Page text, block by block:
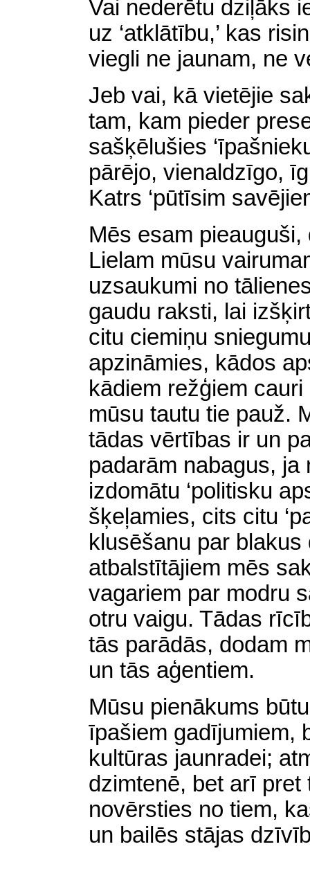
Vai nederētu dziļāks
uz ‘atklātību,’ kas
viegli ne jaunam, ne
Jeb vai, kā vietējie
tam, kam pieder
sašķēlušies
pārējo, vienaldzīgo,
Katrs ‘pūtīsim
Mēs esam
Lielam mūsu
uzsaukumi no
gaudu raksti, lai
citu ciemiņu
apzināmies, kādos
kādiem režģiem
mūsu tautu tie pauž.
tādas vērtības ir un
padarām nabagus,
izdomātu ‘politisku
šķeļamies, cits citu
klusēšanu par
atbalstītājiem mēs
vagariem par modru
otru vaigu. Tādas
tās parādās, dodam
un tās aģentiem.
Mūsu pienākums
īpašiem gadījumiem,
kultūras jaunradei;
dzimtenē, bet arī
novērsties no tiem,
un bailēs stājas